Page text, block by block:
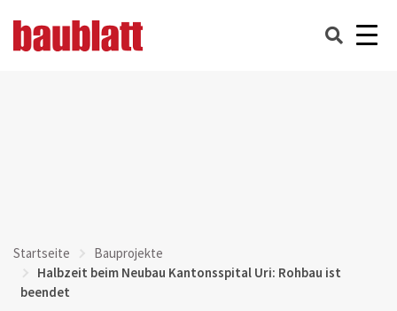
Startseite
Bauprojekte
Halbzeit beim Neubau Kantonsspital Uri: Rohbau ist
beendet